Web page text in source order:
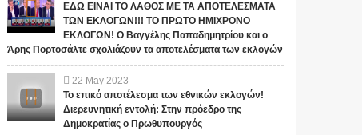
ΕΔΩ ΕΙΝΑΙ ΤΟ ΛΑΘΟΣ ΜΕ ΤΑ ΑΠΟΤΕΛΕΣΜΑΤΑ
ΤΩΝ ΕΚΛΟΓΩΝ!!! ΤΟ ΠΡΩΤΟ ΗΜΙΧΡΟΝΟ
ΕΚΛΟΓΩΝ! Ο Βαγγέλης Παπαδημητρίου και ο
Άρης Πορτοσάλτε σχολιάζουν τα αποτελέσματα των εκλογών
22 May 2023
Το επικό αποτέλεσμα των εθνικών εκλογών!
Διερευνητική εντολή: Στην πρόεδρο της
Δημοκρατίας ο Πρωθυπουργός